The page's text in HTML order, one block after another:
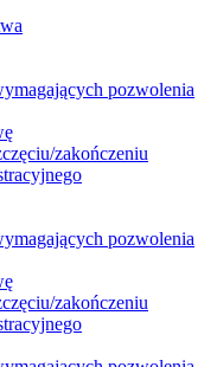
pozwolenia
zakończeniu
pozwolenia
zakończeniu